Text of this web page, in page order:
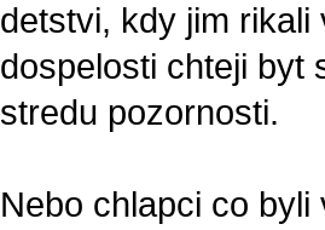
detstvi, kdy jim
dospelosti chteji byt
stredu pozornosti.
Nebo chlapci co